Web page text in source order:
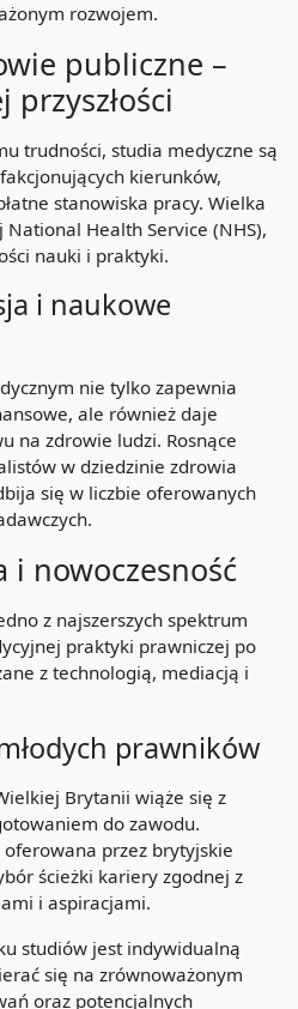
rozwojem.
publiczne –
przyszłości
trudności, studia medyczne są
kierunków,
stanowiska pracy. Wielka
National Health Service (NHS),
nauki i praktyki.
i naukowe
nie tylko zapewnia
ale również daje
na zdrowie ludzi. Rosnące
w dziedzinie zdrowia
się w liczbie oferowanych
i nowoczesność
z najszerszych spektrum
praktyki prawniczej po
z technologią, mediacją i
prawników
Brytanii wiąże się z
do zawodu.
oferowana przez brytyjskie
ścieżki kariery zgodnej z
i aspiracjami.
studiów jest indywidualną
się na zrównoważonym
oraz potencjalnych